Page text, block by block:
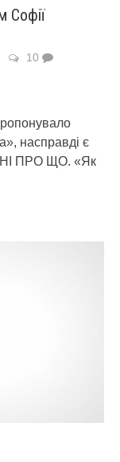
Софії
10
насправді є
НІ ПРО ЩО. «Як